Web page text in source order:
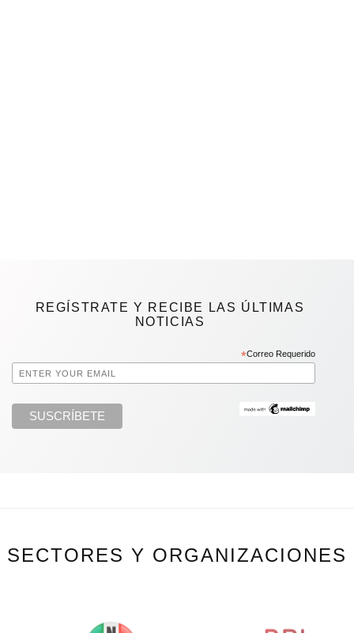
REGÍSTRATE Y RECIBE LAS ÚLTIMAS
NOTICIAS
*Correo Requerido
SECTORES Y ORGANIZACIONES